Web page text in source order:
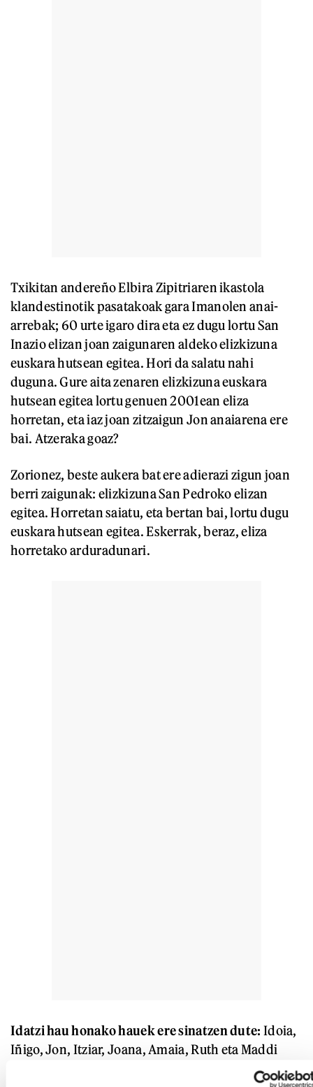
Txikitan andereño Elbira Zipitriaren ikastola
klandestinotik pasatakoak gara Imanolen anai-
arrebak; 60 urte igaro dira eta ez dugu lortu San
Inazio elizan joan zaigunaren aldeko elizkizuna
euskara hutsean egitea. Hori da salatu nahi
duguna. Gure aita zenaren elizkizuna euskara
hutsean egitea lortu genuen 2001ean eliza
horretan, eta iaz joan zitzaigun Jon anaiarena ere
bai. Atzeraka goaz?
Zorionez, beste aukera bat ere adierazi zigun joan
berri zaigunak: elizkizuna San Pedroko elizan
egitea. Horretan saiatu, eta bertan bai, lortu dugu
euskara hutsean egitea. Eskerrak, beraz, eliza
horretako arduradunari.
Idatzi hau honako hauek ere sinatzen dute: Idoia,
Iñigo, Jon, Itziar, Joana, Amaia, Ruth eta Maddi
Antza, Arantza Etxeberria, Olatz, Iñaki, Teo eta